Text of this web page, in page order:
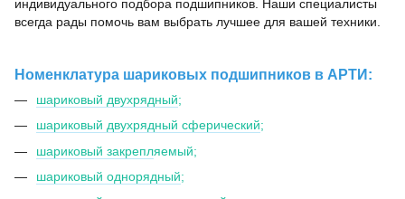
индивидуального подбора подшипников. Наши специалисты
всегда рады помочь вам выбрать лучшее для вашей техники.
Номенклатура шариковых подшипников в АРТИ:
шариковый двухрядный;
шариковый двухрядный сферический;
шариковый закрепляемый;
шариковый однорядный;